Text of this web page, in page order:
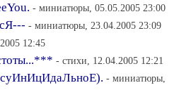
- миниатюры, 05.05.2005 23:00
- миниатюры, 23.04.2005 23:09
12:45
- стихи, 12.04.2005 12:21
- миниатюры,